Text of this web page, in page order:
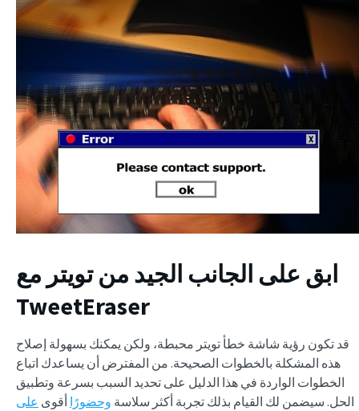
ابق على الجانب الجيد من تويتر مع
TweetEraser
قد تكون رؤية شاشة خطأ تويتر محبطة، ولكن يمكنك بسهولة إصلاح
هذه المشكلة بالخطوات الصحيحة. من المفترض أن يساعدك اتباع
الخطوات الواردة في هذا الدليل على تحديد السبب بسرعة وتطبيق
الحل. سيضمن لك القيام بذلك تجربة أكثر سلاسة وحضورًا أقوى على